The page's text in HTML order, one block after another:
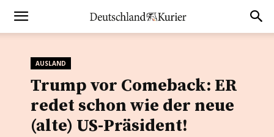
AUSLAND
Trump vor Comeback: ER
redet schon wie der neue
(alte) US-Präsident!